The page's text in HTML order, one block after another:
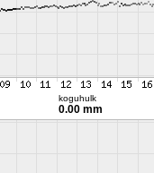
koguhulk
0.00 mm